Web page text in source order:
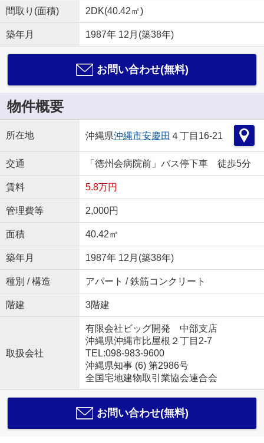
間取り(面積) 2DK(40.42㎡)
築年月 1987年 12月(築38年)
お問い合わせ(無料)
物件概要
所在地 沖縄県沖縄市安慶田 ４丁目16-21
交通 「徳州会病院前」バス停下車 徒歩5分
賃料 5.8万円
管理費等 2,000円
面積 40.42㎡
築年月 1987年 12月(築38年)
種別 / 構造 アパート / 鉄筋コンクリート
階建 3階建
取扱会社
有限会社ビッグ開発 中部支店
沖縄県沖縄市比屋根２丁目2-7
TEL:098-983-9600
沖縄県知事 (6) 第2986号
全国宅地建物取引業協会連合会
お問い合わせ(無料)